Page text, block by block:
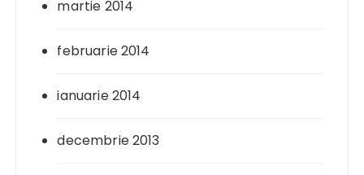
martie 2014
februarie 2014
ianuarie 2014
decembrie 2013